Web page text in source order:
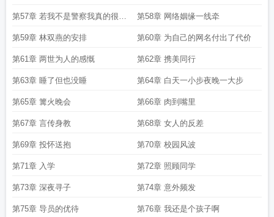
手了
第57章 若我不是警察我真的很想
报警
第58章 网络姻缘一线牵
第59章 林双燕的安排 第60章 为自己的网名付出了代价
第61章 两世为人的感慨 第62章 携美同行
第63章 睡了但也没睡 第64章 白天一小步夜晚一大步
第65章 篝火晚会 第66章 肉到嘴里
第67章 言传身教 第68章 女人的反差
第69章 投怀送抱 第70章 校园风波
第71章 入学 第72章 照顾同学
第73章 深夜寻子 第74章 意外频发
第75章 导员的优待 第76章 我还是个孩子啊